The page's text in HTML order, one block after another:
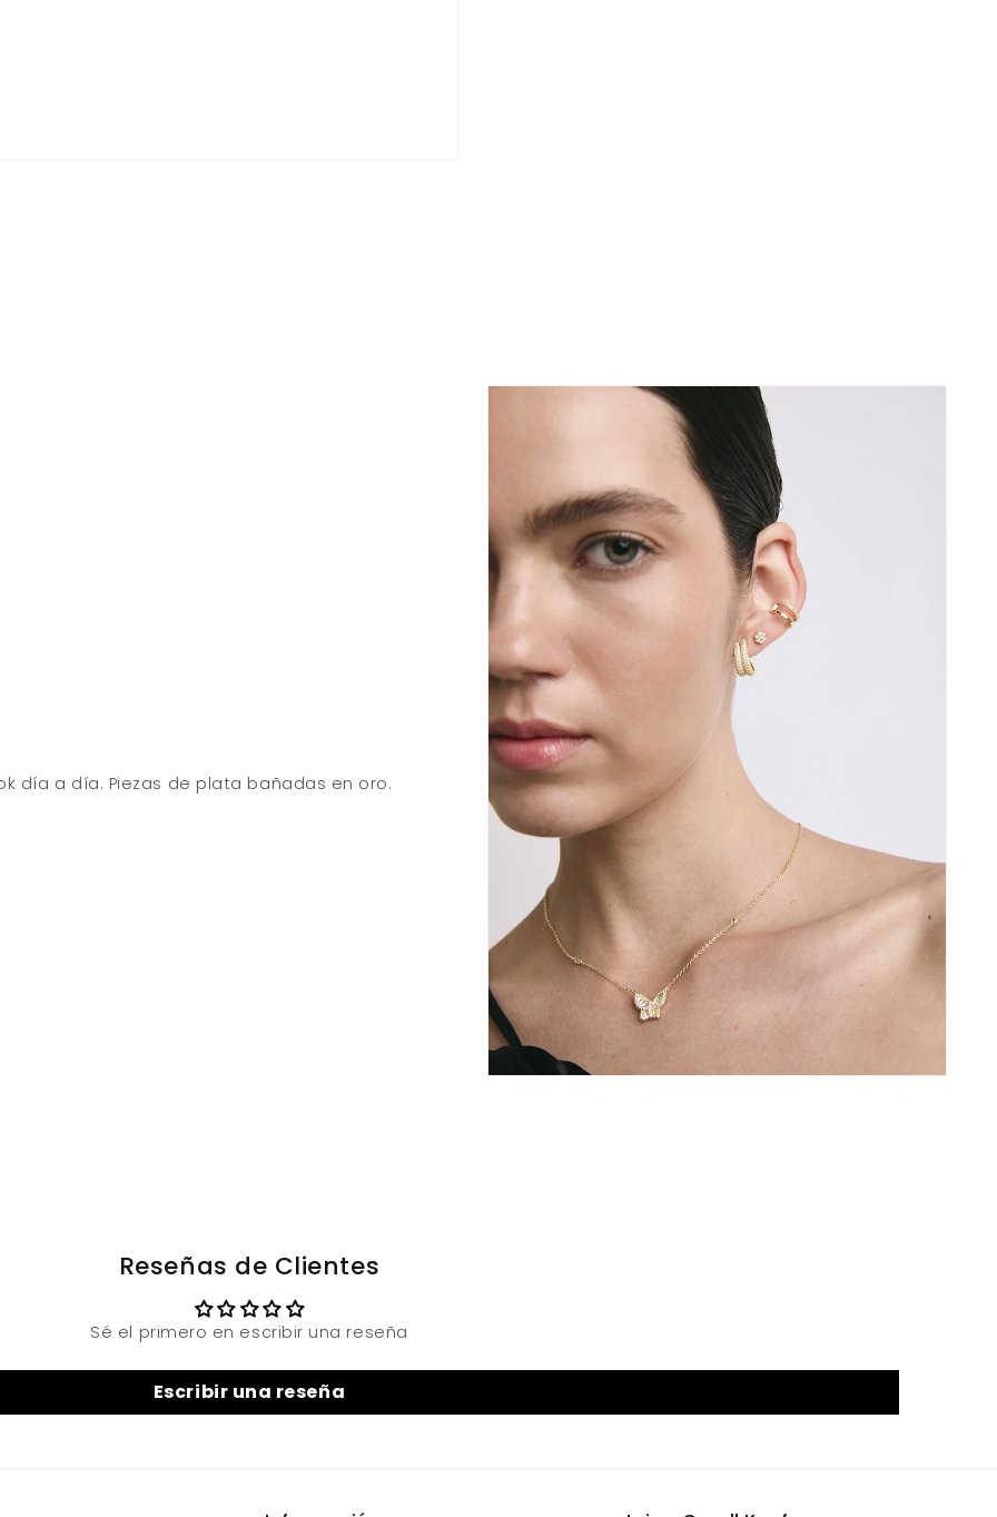
día a día. Piezas de plata bañadas en oro.
Reseñas de Clientes
Sé el primero en escribir una reseña
Escribir una reseña